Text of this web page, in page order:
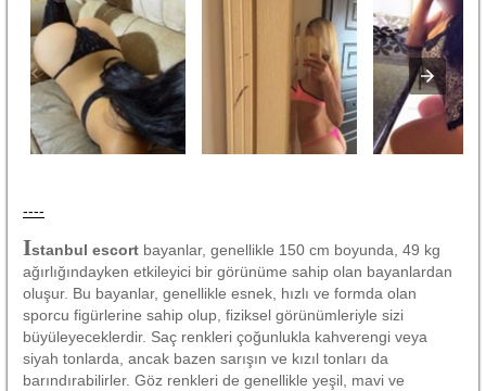
----
istanbul escort bayanlar, genellikle 150 cm boyunda, 49 kg
ağırlığındayken etkileyici bir görünüme sahip olan bayanlardan
oluşur. Bu bayanlar, genellikle esnek, hızlı ve formda olan
sporcu figürlerine sahip olup, fiziksel görünümleriyle sizi
büyüleyeceklerdir. Saç renkleri çoğunlukla kahverengi veya
siyah tonlarda, ancak bazen sarışın ve kızıl tonları da
barındırabilirler. Göz renkleri de genellikle yeşil, mavi ve